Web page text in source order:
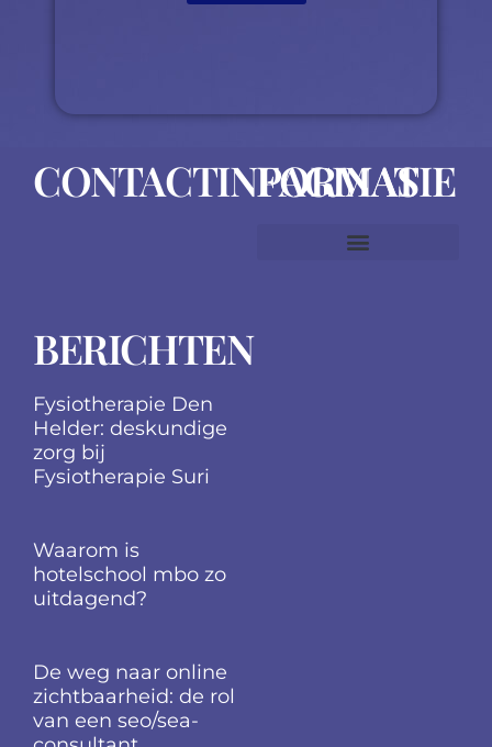
CONTACTINFORMATIE
PAGINAS
BERICHTEN
Fysiotherapie Den
Helder: deskundige
zorg bij
Fysiotherapie Suri
Waarom is
hotelschool mbo zo
uitdagend?
De weg naar online
zichtbaarheid: de rol
van een seo/sea-